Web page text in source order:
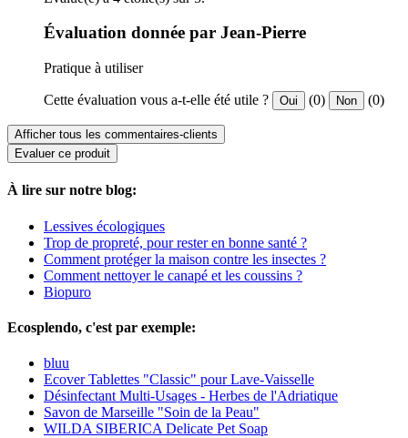
Évaluation donnée par Jean-Pierre
Pratique à utiliser
Cette évaluation vous a-t-elle été utile ? Oui (0) Non (0)
Afficher tous les commentaires-clients
Evaluer ce produit
À lire sur notre blog:
Lessives écologiques
Trop de propreté, pour rester en bonne santé ?
Comment protéger la maison contre les insectes ?
Comment nettoyer le canapé et les coussins ?
Biopuro
Ecosplendo, c'est par exemple:
bluu
Ecover Tablettes "Classic" pour Lave-Vaisselle
Désinfectant Multi-Usages - Herbes de l'Adriatique
Savon de Marseille "Soin de la Peau"
WILDA SIBERICA Delicate Pet Soap